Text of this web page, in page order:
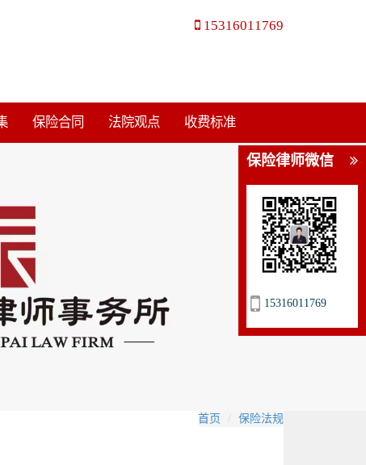
15316011769
保险合同 法院观点 收费标准
首页 保险法规
保险律师微信
15316011769